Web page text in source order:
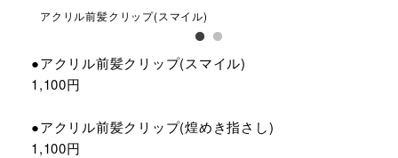
アクリル前髪クリップ(スマイル)
●アクリル前髪クリップ(スマイル)
1,100円
●アクリル前髪クリップ(煌めき指さし)
1,100円